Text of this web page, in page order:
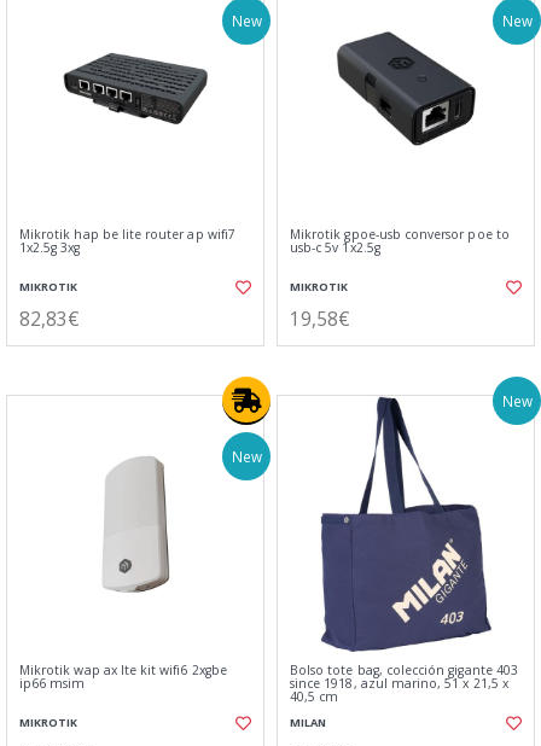
New
Mikrotik hap be lite router ap wifi7
1x2.5g 3xg
MIKROTIK
82,83€
New
Mikrotik gpoe-usb conversor poe to
usb-c 5v 1x2.5g
MIKROTIK
19,58€
New
Mikrotik wap ax lte kit wifi6 2xgbe
ip66 msim
MIKROTIK
New
Bolso tote bag, colección gigante 403
since 1918, azul marino, 51 x 21,5 x
40,5 cm
MILAN